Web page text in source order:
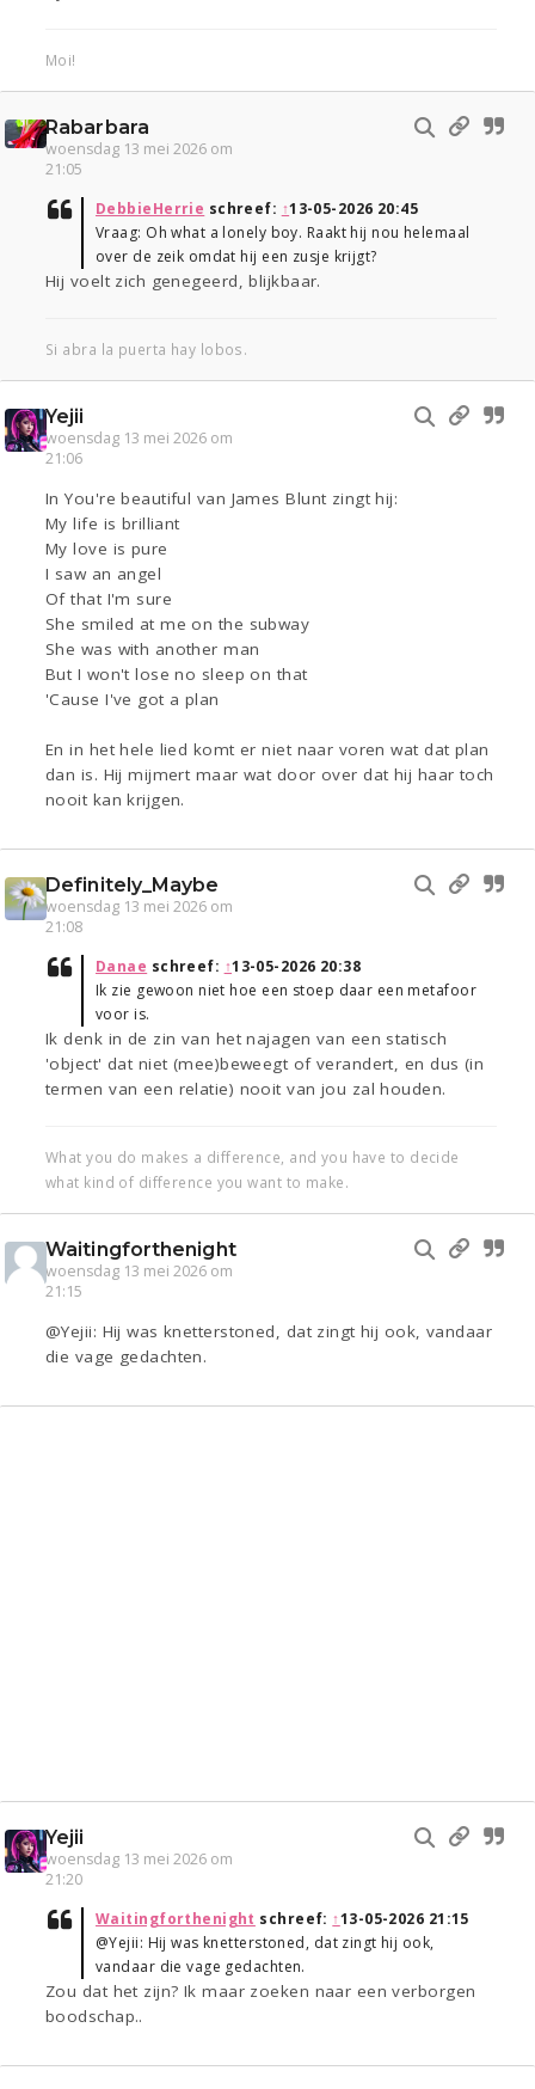
Moi!
Rabarbara
woensdag 13 mei 2026 om
21:05
DebbieHerrie schreef: ↑13-05-2026 20:45
Vraag: Oh what a lonely boy. Raakt hij nou helemaal
over de zeik omdat hij een zusje krijgt?
Hij voelt zich genegeerd, blijkbaar.
Si abra la puerta hay lobos.
Yejii
woensdag 13 mei 2026 om
21:06
In You're beautiful van James Blunt zingt hij:
My life is brilliant
My love is pure
I saw an angel
Of that I'm sure
She smiled at me on the subway
She was with another man
But I won't lose no sleep on that
'Cause I've got a plan
En in het hele lied komt er niet naar voren wat dat plan
dan is. Hij mijmert maar wat door over dat hij haar toch
nooit kan krijgen.
Definitely_Maybe
woensdag 13 mei 2026 om
21:08
Danae schreef: ↑13-05-2026 20:38
Ik zie gewoon niet hoe een stoep daar een metafoor
voor is.
Ik denk in de zin van het najagen van een statisch
'object' dat niet (mee)beweegt of verandert, en dus (in
termen van een relatie) nooit van jou zal houden.
What you do makes a difference, and you have to decide
what kind of difference you want to make.
Waitingforthenight
woensdag 13 mei 2026 om
21:15
@Yejii: Hij was knetterstoned, dat zingt hij ook, vandaar
die vage gedachten.
Yejii
woensdag 13 mei 2026 om
21:20
Waitingforthenight schreef: ↑13-05-2026 21:15
@Yejii: Hij was knetterstoned, dat zingt hij ook,
vandaar die vage gedachten.
Zou dat het zijn? Ik maar zoeken naar een verborgen
boodschap..